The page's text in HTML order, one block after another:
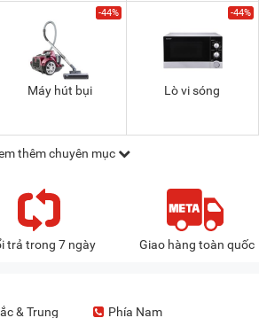
-44%
Máy hút bụi
-44%
Lò vi sóng
thêm chuyên mục
trả trong 7 ngày Giao hàng toàn quốc
& Trung
Phía Nam